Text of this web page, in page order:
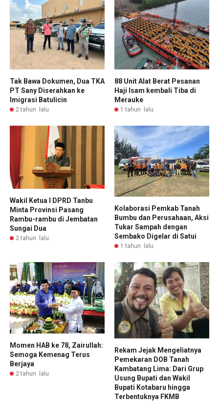
Tak Bawa Dokumen, Dua TKA
PT Sany Diserahkan ke
Imigrasi Batulicin
2 tahun lalu
88 Unit Alat Berat Pesanan
Haji Isam kembali Tiba di
Merauke
1 tahun lalu
Wakil Ketua I DPRD Tanbu
Minta Provinsi Pasang
Rambu-rambu di Jembatan
Sungai Dua
2 tahun lalu
Kolaborasi Pemkab Tanah
Bumbu dan Perusahaan, Aksi
Tukar Sampah dengan
Sembako Digelar di Satui
1 tahun lalu
Momen HAB ke 78, Zairullah:
Semoga Kemenag Terus
Berjaya
2 tahun lalu
Rekam Jejak Mengeliatnya
Pemekaran DOB Tanah
Kambatang Lima: Dari Grup
Usung Bupati dan Wakil
Bupati Kotabaru hingga
Terbentuknya FKMB